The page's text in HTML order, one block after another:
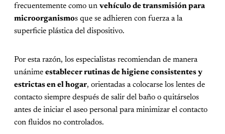
frecuentemente como un vehículo de transmisión para
microorganismos que se adhieren con fuerza a la
superficie plástica del dispositivo.
Por esta razón, los especialistas recomiendan de manera
unánime establecer rutinas de higiene consistentes y
estrictas en el hogar, orientadas a colocarse los lentes de
contacto siempre después de salir del baño o quitárselos
antes de iniciar el aseo personal para minimizar el contacto
con fluidos no controlados.